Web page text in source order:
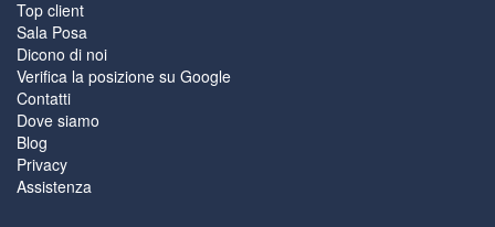
Top client
Sala Posa
Dicono di noi
Verifica la posizione su Google
Contatti
Dove siamo
Blog
Privacy
Assistenza